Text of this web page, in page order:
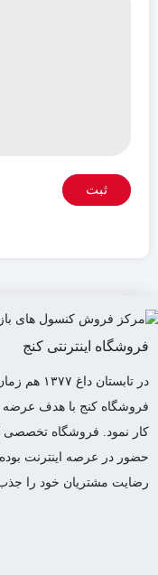
فروشگاه اینترنتی کنج
فروشگاه كنج با هدف عرضه
كار نمود. فروشگاه تخصصی
حضور در عرصه اینترنت
رضایت مشتریان خود را جذب